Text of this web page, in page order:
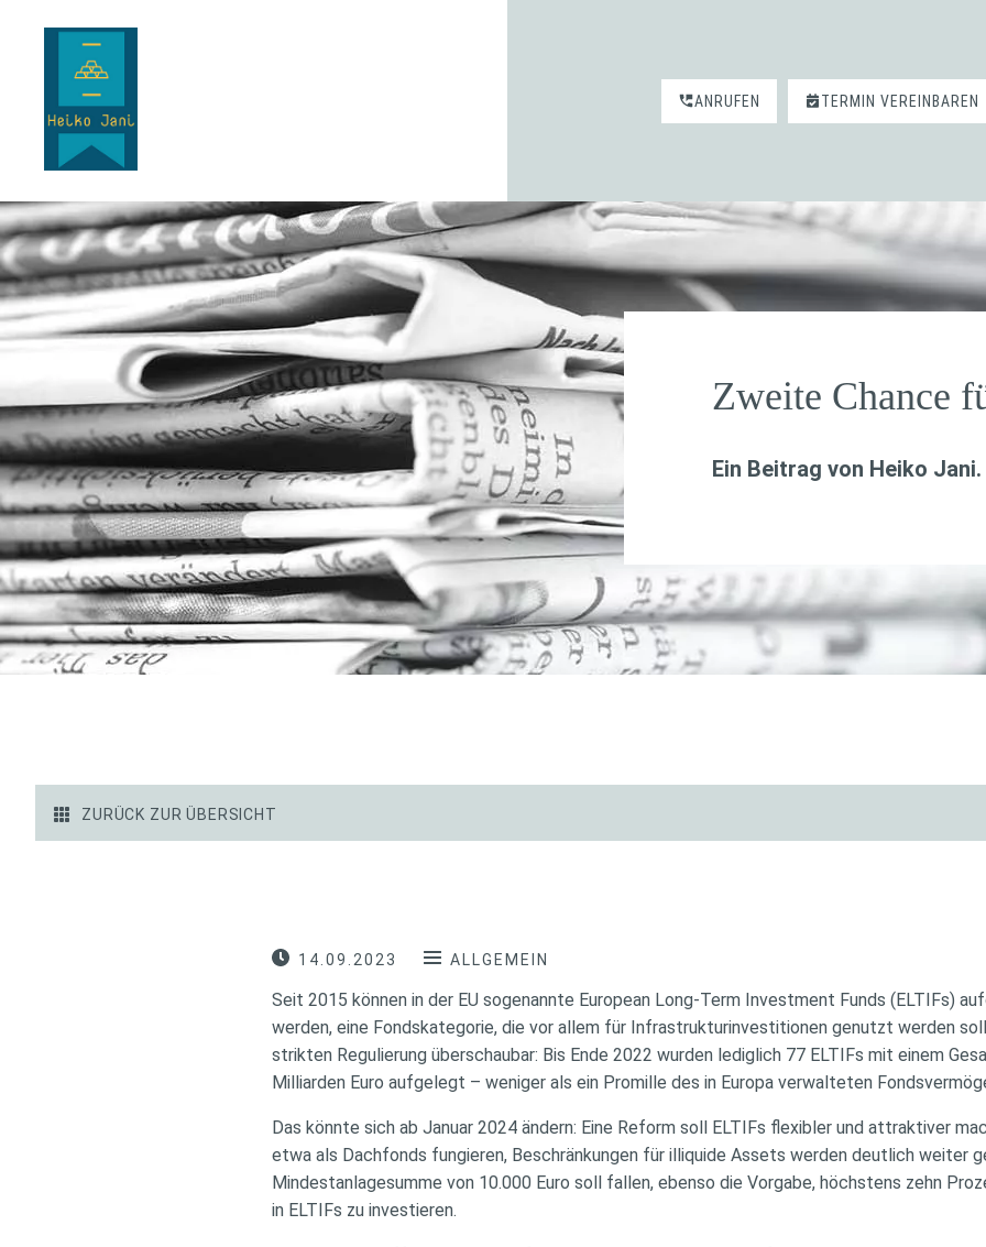
ANRUFEN TERMIN VEREINBAREN
Zweite Chance
Ein Beitrag von Heiko Jani.
ZURÜCK ZUR ÜBERSICHT
14.09.2023 ALLGEMEIN
Seit 2015 können in der EU sogenannte European Long-Term Investment Funds (ELTIFs)
werden, eine Fondskategorie, die vor allem für Infrastrukturinvestitionen genutzt werden
strikten Regulierung überschaubar: Bis Ende 2022 wurden lediglich 77 ELTIFs mit einem
Milliarden Euro aufgelegt – weniger als ein Promille des in Europa verwalteten
Das könnte sich ab Januar 2024 ändern: Eine Reform soll ELTIFs flexibler und attraktiver
etwa als Dachfonds fungieren, Beschränkungen für illiquide Assets werden deutlich weiter
Mindestanlagesumme von 10.000 Euro soll fallen, ebenso die Vorgabe, höchstens zehn
in ELTIFs zu investieren.